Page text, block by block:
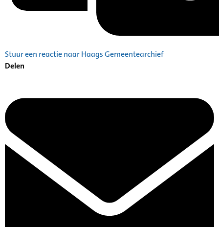
Stuur een reactie naar Haags Gemeentearchief
Delen